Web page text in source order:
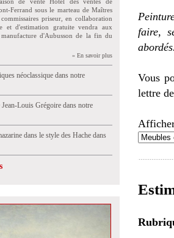
Ferrand sous le marteau de Maîtres
priseur, en collaboration
et d'estimation gratuite vendra aux
d'Aubusson de la fin du
» En savoir plus
néoclassique dans notre
Louis Grégoire dans notre
dans le style des Hache dans
faire,
Vous
lettre